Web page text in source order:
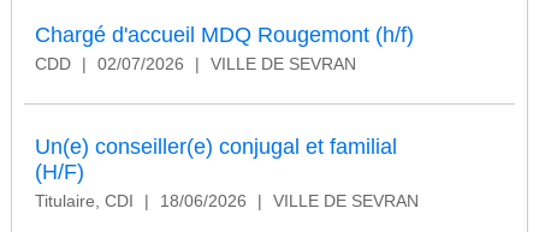
Chargé d'accueil MDQ Rougemont (h/f)
CDD | 02/07/2026 | VILLE DE SEVRAN
Un(e) conseiller(e) conjugal et familial
(H/F)
Titulaire, CDI | 18/06/2026 | VILLE DE SEVRAN